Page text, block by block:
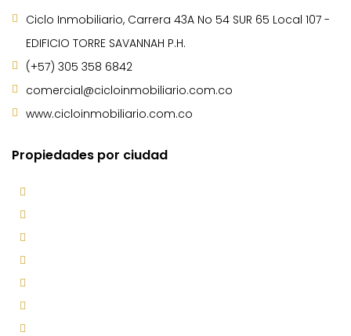
Ciclo Inmobiliario, Carrera 43A No 54 SUR 65 Local 107 -
EDIFICIO TORRE SAVANNAH P.H.
(+57) 305 358 6842
comercial@cicloinmobiliario.com.co
www.cicloinmobiliario.com.co
Propiedades por ciudad